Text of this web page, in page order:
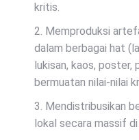
kritis.
2. Memproduksi
dalam berbagai hat
lukisan, kaos, poster,
bermuatan nilai-nilai
3. Mendistribusikan
lokal secara massif di